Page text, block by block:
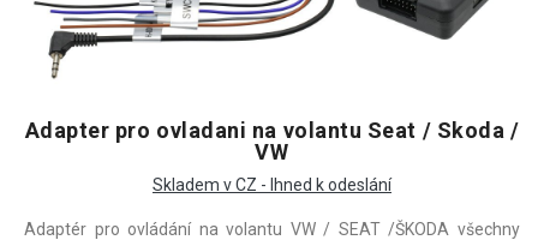
Adapter pro ovladani na volantu Seat / Skoda /
VW
Skladem v CZ - Ihned k odeslání
Adaptér pro ovládání na volantu VW / SEAT /ŠKODA všechny